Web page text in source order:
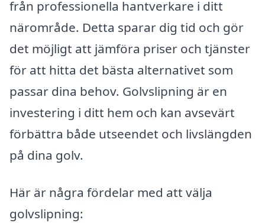
från professionella hantverkare i ditt
närområde. Detta sparar dig tid och gör
det möjligt att jämföra priser och tjänster
för att hitta det bästa alternativet som
passar dina behov. Golvslipning är en
investering i ditt hem och kan avsevärt
förbättra både utseendet och livslängden
på dina golv.
Här är några fördelar med att välja
golvslipning: